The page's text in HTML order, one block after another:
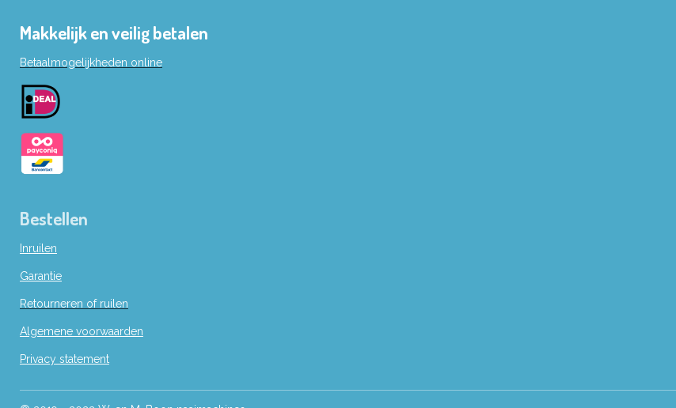
e
o
o
k
Makkelijk en veilig betalen
Betaalmogelijkheden online
Bestellen
Inruilen
Garantie
Retourneren of ruilen
Algemene voorwaarden
Privacy statement